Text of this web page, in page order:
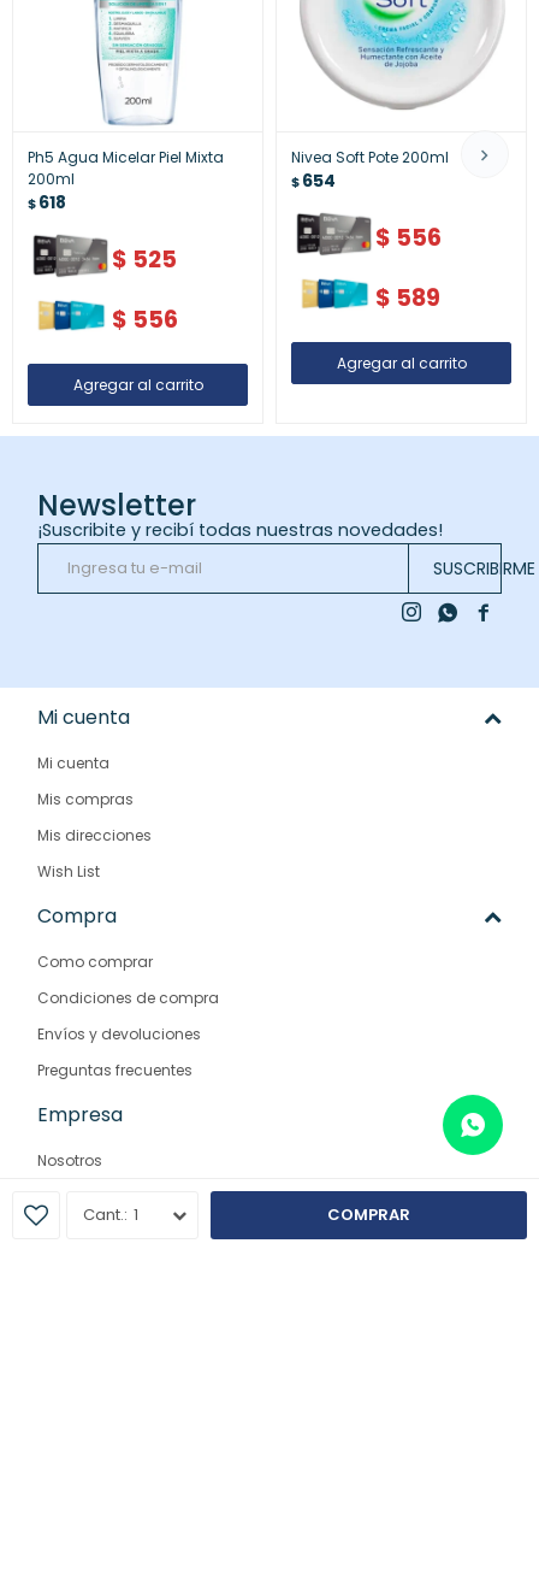
1 COMPRAR
Ph5 Agua Micelar Piel Mixta
200ml
$618
$ 525
$ 556
Nivea Soft Pote 200ml
$654
$ 556
$ 589
Newsletter
¡Suscribite y recibí todas nuestras novedades!
SUSCRIBIRME

 
Mi cuenta
Mi cuenta
Mis compras
Mis direcciones
Wish List
Compra
Como comprar
Condiciones de compra
Envíos y devoluciones
Preguntas frecuentes
Empresa
Nosotros